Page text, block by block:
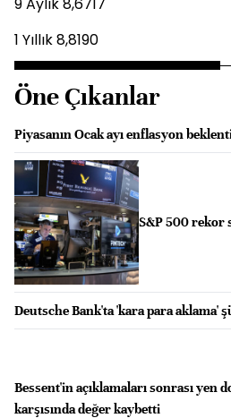
1 Yıllık 8,8190
Öne Çıkanlar
Piyasanın Ocak ayı enflasyon
S&P 500 rekor
Deutsche Bank'ta 'kara para aklama'
Bessent'in açıklamaları sonrası yen
karşısında değer kaybetti